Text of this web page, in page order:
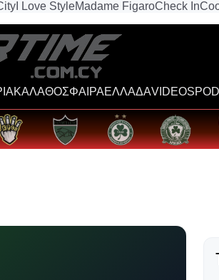
I Love StyleMadame FigaroCheck In
ΚΑΛΑΘΟΣΦΑΙΡΑΕΛΛΑΔΑVIDEOS